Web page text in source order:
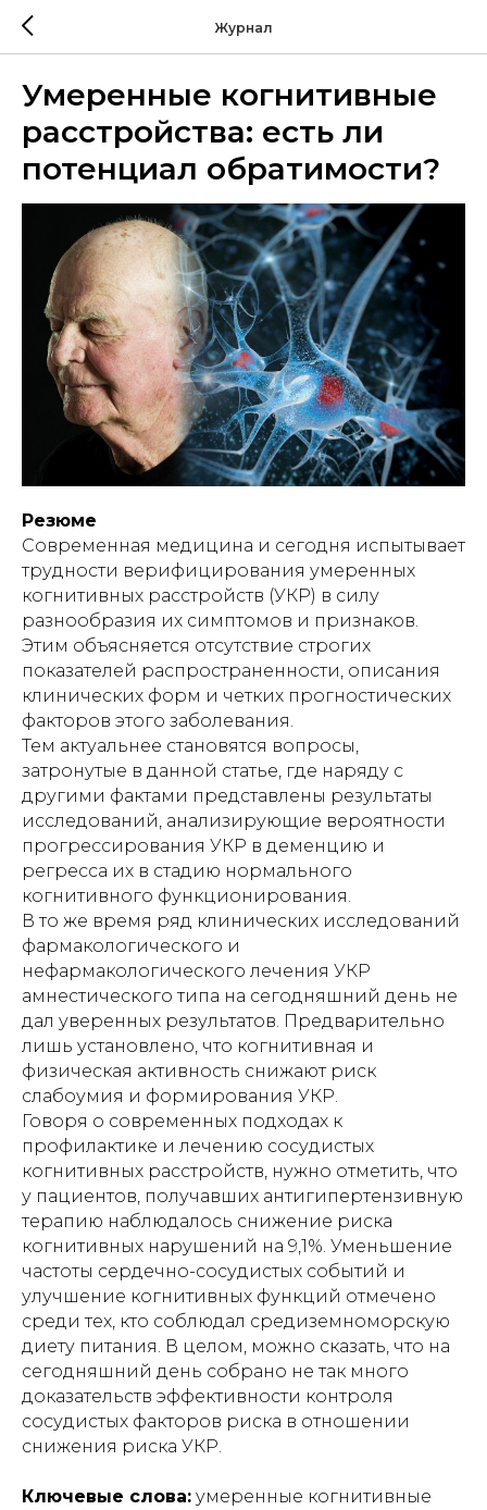
Журнал
Умеренные когнитивные
расстройства: есть ли
потенциал обратимости?
Резюме
Современная медицина и сегодня испытывает
трудности верифицирования умеренных
когнитивных расстройств (УКР) в силу
разнообразия их симптомов и признаков.
Этим объясняется отсутствие строгих
показателей распространенности, описания
клинических форм и четких прогностических
факторов этого заболевания.
Тем актуальнее становятся вопросы,
затронутые в данной статье, где наряду с
другими фактами представлены результаты
исследований, анализирующие вероятности
прогрессирования УКР в деменцию и
регресса их в стадию нормального
когнитивного функционирования.
В то же время ряд клинических исследований
фармакологического и
нефармакологического лечения УКР
амнестического типа на сегодняшний день не
дал уверенных результатов. Предварительно
лишь установлено, что когнитивная и
физическая активность снижают риск
слабоумия и формирования УКР.
Говоря о современных подходах к
профилактике и лечению сосудистых
когнитивных расстройств, нужно отметить, что
у пациентов, получавших антигипертензивную
терапию наблюдалось снижение риска
когнитивных нарушений на 9,1%. Уменьшение
частоты сердечно-сосудистых событий и
улучшение когнитивных функций отмечено
среди тех, кто соблюдал средиземноморскую
диету питания. В целом, можно сказать, что на
сегодняшний день собрано не так много
доказательств эффективности контроля
сосудистых факторов риска в отношении
снижения риска УКР.
Ключевые слова: умеренные когнитивные